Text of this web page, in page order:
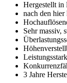
Hergestellt in
nach den hier
Sehr massiv,
3 Jahre